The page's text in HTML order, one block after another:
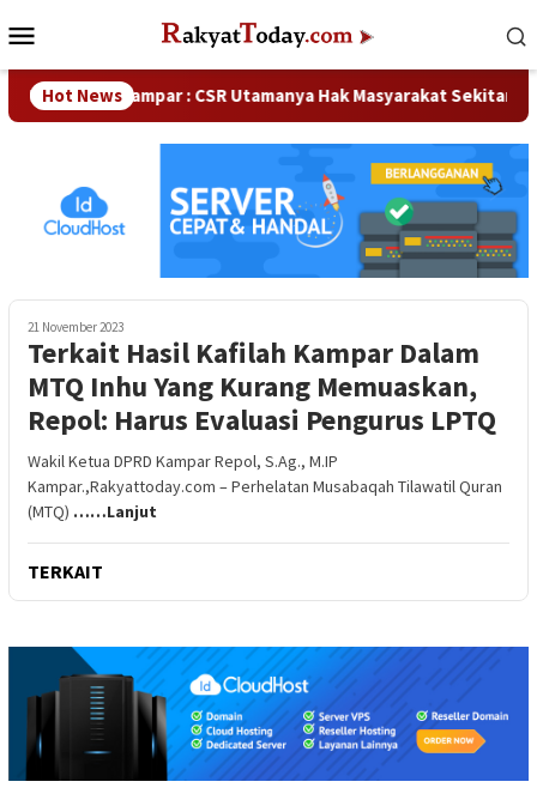
ke
Mobile
Hot News
DPRD Kampar : CSR Utamanya Hak Masyarakat Sekitar
21 November 2023
Terkait Hasil Kafilah Kampar Dalam
MTQ Inhu Yang Kurang Memuaskan,
Repol: Harus Evaluasi Pengurus LPTQ
Wakil Ketua DPRD Kampar Repol, S.Ag., M.IP
Kampar.,Rakyattoday.com – Perhelatan Musabaqah Tilawatil Quran
(MTQ) ……Lanjut
TERKAIT